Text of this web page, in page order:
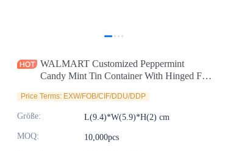
WALMART Customized Peppermint
Candy Mint Tin Container With Hinged Flip
Packaging Factory
Price Terms: EXW/FOB/CIF/DDU/DDP
Größe: L(9.4)*W(5.9)*H(2) cm
MOQ: 10,000pcs